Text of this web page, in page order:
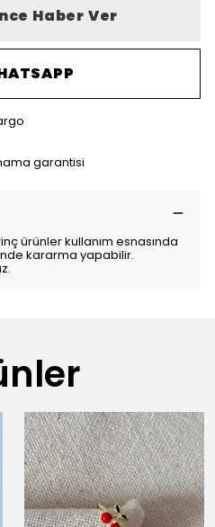
Haber Ver
garantisi
ürünler kullanım esnasında
kararma yapabilir.